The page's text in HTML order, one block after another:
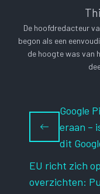
De hoofdredacteur
begon als een
de hoogte was van
Google
eraan –
dit
EU richt zich
overzichten: